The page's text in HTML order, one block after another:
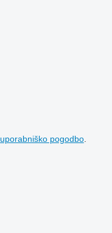
uporabniško pogodbo.